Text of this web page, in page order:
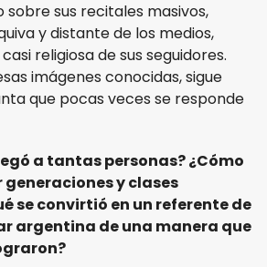
sobre sus recitales masivos,
y distante de los medios,
religiosa de sus seguidores.
imágenes conocidas, sigue
que pocas veces se responde
a tantas personas? ¿Cómo
y clases
se convirtió en un referente de
argentina de una manera que